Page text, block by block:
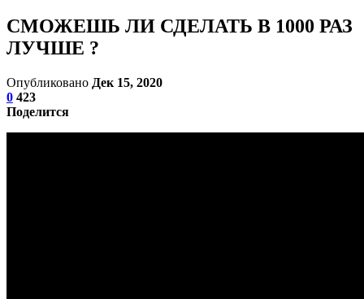
СМОЖЕШЬ ЛИ СДЕЛАТЬ В 1000 РАЗ
ЛУЧШЕ ?
Опубликовано Дек 15, 2020
0 423
Поделится